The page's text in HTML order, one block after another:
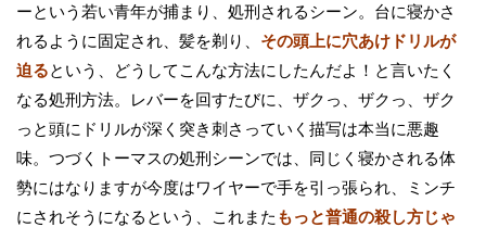
ーという若い青年が捕まり、処刑されるシーン。台に寝かさ
れるように固定され、髪を剃り、 その頭上に穴あけドリルが
迫るという、どうしてこんな方法にしたんだよ！と言いたく
なる処刑方法。レバーを回すたびに、ザクっ、ザクっ、ザク
っと頭にドリルが深く突き刺さっていく描写は本当に悪趣
味。つづくトーマスの処刑シーンでは、同じく寝かされる体
勢にはなりますが今度はワイヤーで手を引っ張られ、ミンチ
にされそうになるという、これまた もっと普通の殺し方じゃ